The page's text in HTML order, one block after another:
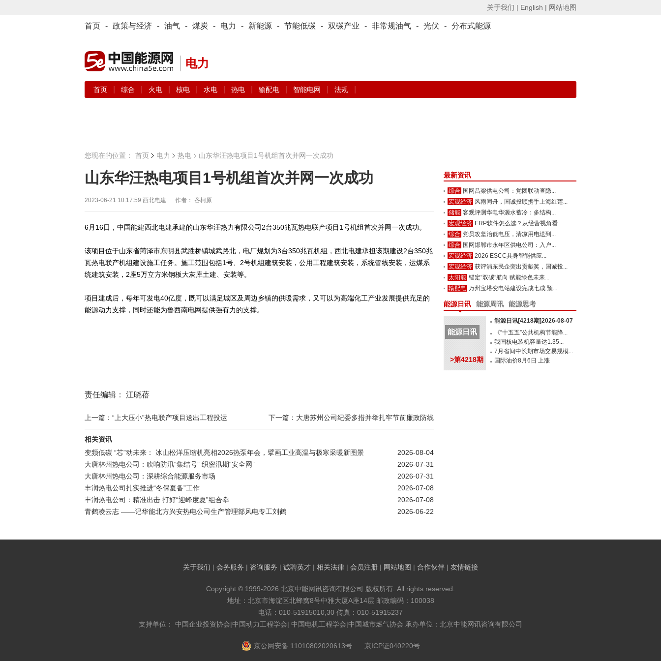
关于我们 | English | 网站地图
首页 - 政策与经济 - 油气 - 煤炭 - 电力 - 新能源 - 节能低碳 - 双碳产业 - 非常规油气 - 光伏 - 分布式能源
电力
首页 综合 火电 核电 水电 热电 输配电 智能电网 法规
您现在的位置： 首页 电力 热电 山东华汪热电项目1号机组首次并网一次成功
山东华汪热电项目1号机组首次并网一次成功
2023-06-21 10:17:59 西北电建 作者： 吝柯原
6月16日，中国能建西北电建承建的山东华汪热力有限公司2台350兆瓦热电联产项目1号机组首次并网一次成功。
该项目位于山东省菏泽市东明县武胜桥镇城武路北，电厂规划为3台350兆瓦机组，西北电建承担该期建设2台350兆
瓦热电联产机组建设施工任务。施工范围包括1号、2号机组建筑安装，公用工程建筑安装，系统管线安装，运煤系
统建筑安装，2座5万立方米钢板大灰库土建、安装等。
项目建成后，每年可发电40亿度，既可以满足城区及周边乡镇的供暖需求，又可以为高端化工产业发展提供充足的
能源动力支撑，同时还能为鲁西南电网提供强有力的支撑。
责任编辑： 江晓蓓
上一篇：“上大压小”热电联产项目送出工程投运 下一篇：大唐苏州公司纪委多措并举扎牢节前廉政防线
相关资讯
2026-08-04
变频低碳 “芯”动未来： 冰山松洋压缩机亮相2026热泵年会，擘画工业高温与极寒采暖新图景
2026-07-31
大唐林州热电公司：吹响防汛“集结号” 织密汛期“安全网”
2026-07-31
大唐林州热电公司：深耕综合能源服务市场
2026-07-08
丰润热电公司扎实推进“冬保夏备”工作
2026-07-08
丰润热电公司：精准出击 打好“迎峰度夏”组合拳
2026-06-22
青鹤凌云志 ——记华能北方兴安热电公司生产管理部风电专工刘鹤
最新资讯
综合 国网吕梁供电公司：党团联动查隐...
宏观经济 风雨同舟，国诚投顾携手上海红莲...
储能 客观评测华电华源水蓄冷：多结构...
宏观经济 ERP软件怎么选？从经营视角看...
综合 党员攻坚治低电压，清凉用电送到...
综合 国网邯郸市永年区供电公司：入户...
宏观经济 2026 ESCC具身智能供应...
宏观经济 获评浦东民企突出贡献奖，国诚投...
太阳能 锚定“双碳”航向 赋能绿色未来...
输配电 万州宝塔变电站建设完成七成 预...
能源日讯 能源周讯 能源思考
能源日讯
>第4218期
能源日讯[4218期]2026-08-07
《“十五五”公共机构节能降...
我国核电装机容量达1.35...
7月省间中长期市场交易规模...
国际油价8月6日 上涨
关于我们 | 会务服务 | 咨询服务 | 诚聘英才 | 相关法律 | 会员注册 | 网站地图 | 合作伙伴 | 友情链接
Copyright © 1999-2026 北京中能网讯咨询有限公司 版权所有. All rights reserved.
地址：北京市海淀区北蜂窝8号中雅大厦A座14层 邮政编码：100038
电话：010-51915010,30 传真：010-51915237
支持单位： 中国企业投资协会|中国动力工程学会| 中国电机工程学会|中国城市燃气协会 承办单位：北京中能网讯咨询有限公司
京公网安备 11010802020613号 京ICP证040220号